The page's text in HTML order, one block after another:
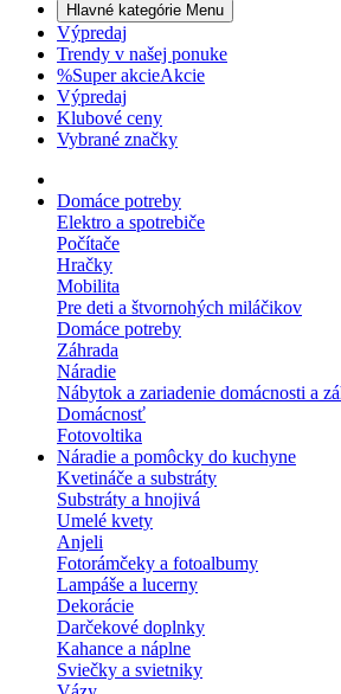
Hlavné kategórie Menu
Výpredaj
Trendy v našej ponuke
%Super akcieAkcie
Výpredaj
Klubové ceny
Vybrané značky
Domáce potreby
Elektro a spotrebiče
Počítače
Hračky
Mobilita
Pre deti a štvornohých miláčikov
Domáce potreby
Záhrada
Náradie
Nábytok a zariadenie domácnosti a
Domácnosť
Fotovoltika
Náradie a pomôcky do kuchyne
Kvetináče a substráty
Substráty a hnojivá
Umelé kvety
Anjeli
Fotorámčeky a fotoalbumy
Lampáše a lucerny
Dekorácie
Darčekové doplnky
Kahance a náplne
Sviečky a svietniky